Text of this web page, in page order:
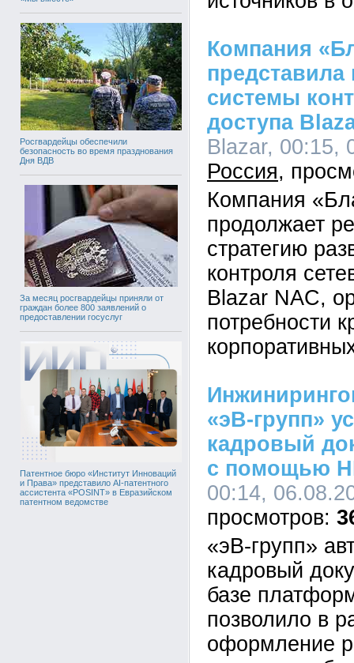
Росгвардейцы обеспечили
безопасность во время празднования
Дня ВДВ
За месяц росгвардейцы приняли от
граждан более 800 заявлений о
предоставлении госуслуг
Патентное бюро «Институт Инноваций
и Права» представило AI-патентного
ассистента «POSINT» в Евразийском
патентном ведомстве
Компания
системы
доступа
Blazar, 00:15,
Россия
Компания
продолжает
стратегию
контроля
Blazar NAC,
потребности
«эВ-групп»
кадровый
с помощью
00:14,
«эВ-групп»
кадровый
базе
позволило в
оформление